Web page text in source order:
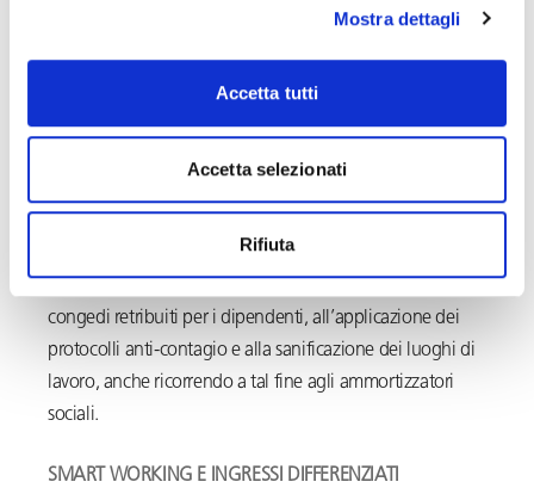
Mostra dettagli
Accetta tutti
Accetta selezionati
Rifiuta
impianti per gli sciatori amatoriali, previa adozione di
apposite linee guida.
Sono confermate le raccomandazioni in merito all’utilizzo
congedi retribuiti per i dipendenti, all’applicazione dei
protocolli anti-contagio e alla sanificazione dei luoghi di
lavoro, anche ricorrendo a tal fine agli ammortizzatori
sociali.
SMART WORKING E INGRESSI DIFFERENZIATI